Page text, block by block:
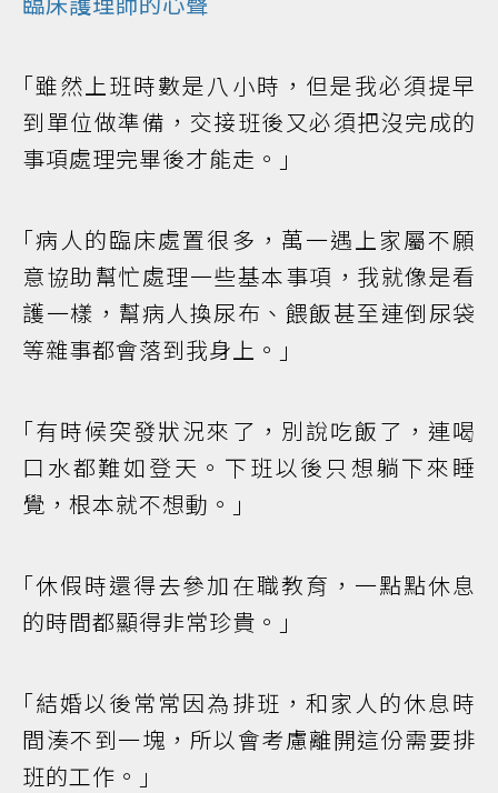
｢雖然上班時數是八小時，但是我必須提早
到單位做準備，交接班後又必須把沒完成的
事項處理完畢後才能走。｣
｢病人的臨床處置很多，萬一遇上家屬不願
意協助幫忙處理一些基本事項，我就像是看
護一樣，幫病人換尿布、餵飯甚至連倒尿袋
等雜事都會落到我身上。｣
｢有時候突發狀況來了，別說吃飯了，連喝
口水都難如登天。下班以後只想躺下來睡
覺，根本就不想動。｣
｢休假時還得去參加在職教育，一點點休息
的時間都顯得非常珍貴。｣
｢結婚以後常常因為排班，和家人的休息時
間湊不到一塊，所以會考慮離開這份需要排
班的工作。｣